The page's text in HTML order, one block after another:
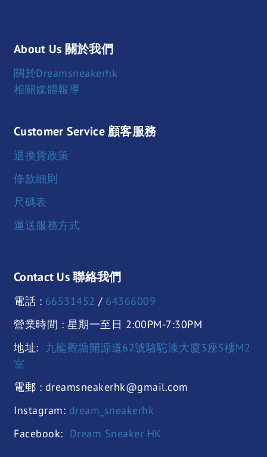
About Us 關於我們
關於Dreamsneakerhk
相關媒體報導
Customer Service 顧客服務
退換貨政策
條款細則
尺碼表
運送服務方式
Contact Us 聯絡我們
電話 : 66531452 / 64366009
營業時間 : 星期一至日 2:00PM-7:30PM
地址:
九龍觀塘開源道62號駱駝漆大廈3座5樓M2
室
電郵 : dreamsneakerhk@gmail.com
Instagram: dream_sneakerhk
Facebook: Dream Sneaker HK